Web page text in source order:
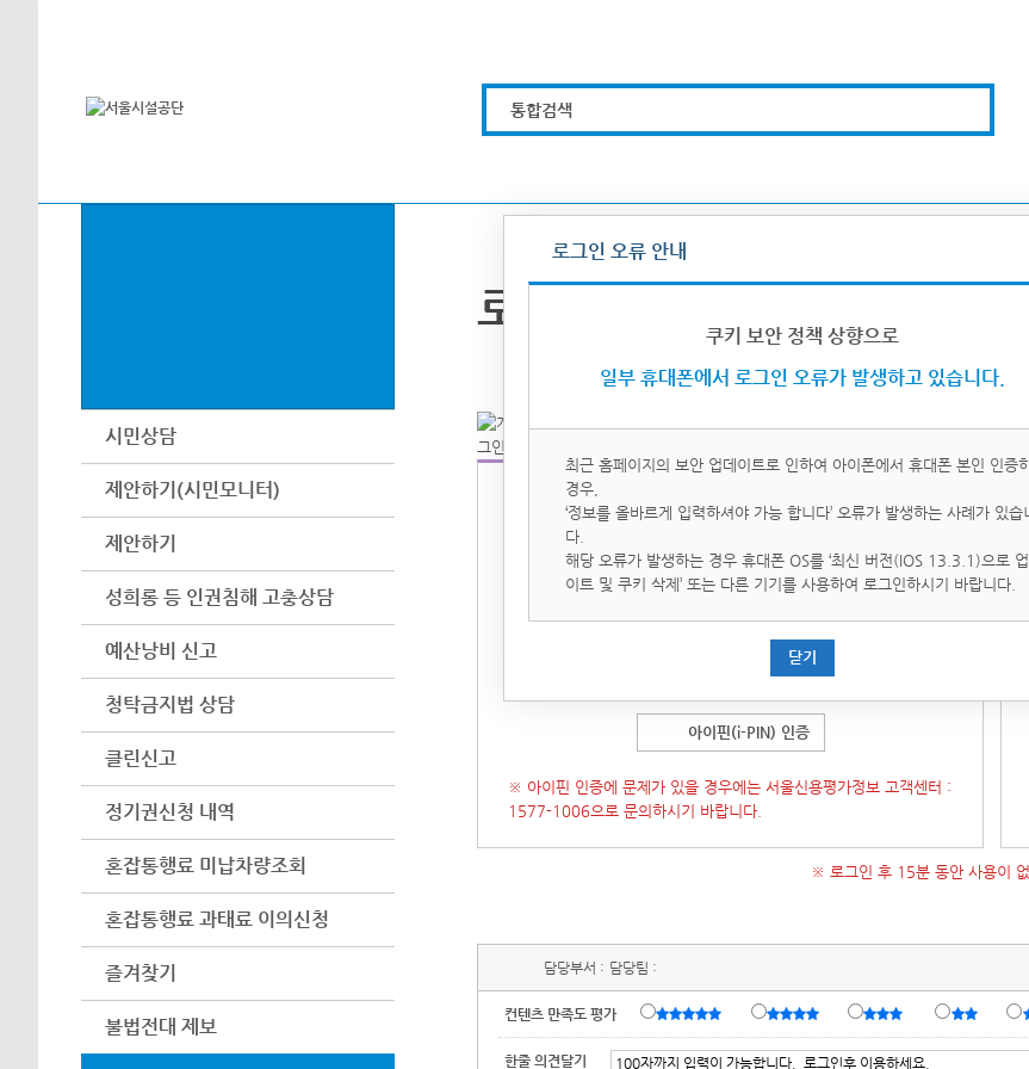
통합검색
시민상담
제안하기(시민모니터)
제안하기
성희롱 등 인권침해 고충상담
예산낭비 신고
청탁금지법 상담
클린신고
정기권신청 내역
혼잡통행료 미납차량조회
혼잡통행료 과태료 이의신청
즐겨찾기
불법전대 제보
로그인/로그아웃
로그인 오류 안내
쿠키 보안 정책 상향으로
일부 휴대폰에서 로그인 오류가 발생하고 있습니다.
최근 홈페이지의 보안 업데이트로 인하여 아이폰에서 휴대폰 본인 인증
경우,
‘정보를 올바르게 입력하셔야 가능 합니다’ 오류가 발생하는 사례가 있습
다.
해당 오류가 발생하는 경우 휴대폰 OS를 ‘최신 버전(IOS 13.3.1)으로 업
이트 및 쿠키 삭제’ 또는 다른 기기를 사용하여 로그인하시기 바랍니다.
닫기
아이핀(i-PIN)은 인터넷상의 개인식별번호를 의미하며, 대면확인이
어려운 인터넷에서 주민등록번호를 사용하지 않고도 본인임을 확인할
(인증 창이 오류가 발생 할 경우 인증창을 닫은 후
아이핀(i-PIN) 인증
※ 아이핀 인증에 문제가 있을 경우에는 서울신용평가정보 고객센터 :
1577-1006으로 문의하시기 바랍니다.
※ 로그인 후 15분 동안 사용이
담당부서 : 담당팀 :
컨텐츠 만족도 평가
한줄 의견달기